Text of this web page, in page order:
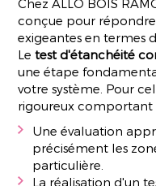
conçue pour
exigeantes en termes
Letest d'étanchéité
une étape
votre système. Pour
rigoureux comportant
Une évaluation
précisément les
particulière.
La réalisation d'un